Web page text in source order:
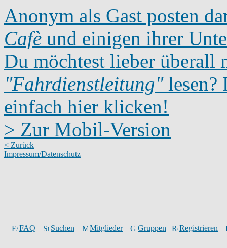
Anonym als Gast posten
Cafè und einigen ihrer
Du möchtest lieber überall
"Fahrdienstleitung"lesen?
einfach hier klicken!
> Zur Mobil-Version
< Zurück
Impressum/Datenschutz
FAQ Suchen Mitglieder Gruppen Registrieren